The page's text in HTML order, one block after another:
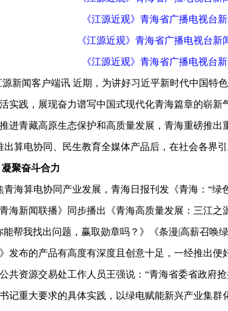
《江源近观》青海省广播电视台新
《江源近观》青海省广播电视台新
闻客户端讯 近期，为讲好习近平新时代中国特
实践，展现奋力谱写中国式现代化青海篇章的崭
进青藏高原生态保护和高质量发展，青海重磅推出
出算电协同、民生教育全媒体产品后，在社会各界引
聚奋斗合力
算电协同产业发展，青海日报刊发《青海：“绿
海新闻联播》同步播出《青海高质量发展：三江
能帮我找出问题，赢取勋章吗？》《条漫|高薪召唤
发布的产品有高度有深度且创意十足，一经推出便
资源交易处工作人员王强说：“青海省委省政府抢
记重大要求的具体实践，以绿电赋能新兴产业集